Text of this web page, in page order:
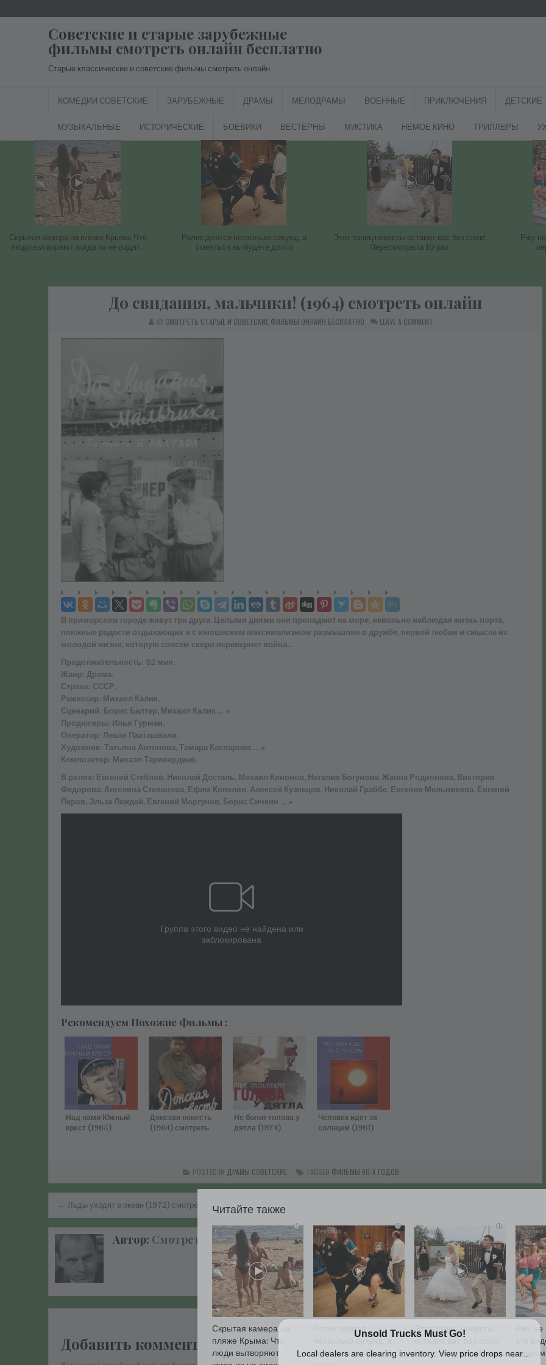
к
содержимомуСоветские и старые зарубежные
фильмы смотреть онлайн бесплатно
Старые классические и советские фильмы смотреть онлайн
КОМЕДИИ СОВЕТСКИЕ ЗАРУБЕЖНЫЕ ДРАМЫ МЕЛОДРАМЫ ВОЕННЫЕ ПРИКЛЮЧЕНИЯ ДЕТСКИЕ
МУЗЫКАЛЬНЫЕ ИСТОРИЧЕСКИЕ БОЕВИКИ ВЕСТЕРНЫ МИСТИКА НЕМОЕ КИНО ТРИЛЛЕРЫ
Скрытая камера на пляже Крыма: Что
люди вытворяют, когда их не видят...
Ролик длится несколько секунд, а
смеяться вы будете долго
Этот танец невесты оставит вас без слов!
Пересмотрела 10 раз
Ржу
До свидания, мальчики! (1964) смотреть онлайн
BY СМОТРЕТЬ СТАРЫЕ И СОВЕТСКИЕ ФИЛЬМЫ ОНЛАЙН БЕСПЛАТНО LEAVE A COMMENTON
В приморском городе живут три друга. Целыми днями они пропадают на море, невольно наблюдая жизнь порта,
пляжные радости отдыхающих и с юношеским максимализмом размышляя о дружбе, первой любви и смысле их
молодой жизни, которую совсем скоро перевернет война…
Продолжительность: 82 мин.
Жанр: Драма.
Страна: СССР.
Режиссер: Михаил Калик.
Сценарий: Борис Балтер, Михаил Калик … »
Продюсеры: Илья Гурман.
Оператор: Леван Пааташвили.
Художник: Татьяна Антонова, Тамара Каспарова … »
Композитор: Микаэл Таривердиев.
В ролях: Евгений Стеблов, Николай Досталь, Михаил Кононов, Наталия Богунова, Жанна Родионова, Виктория
Федорова, Ангелина Степанова, Ефим Копелян, Алексей Кузнецов, Николай Граббе, Евгения Мельникова, Евгений
Перов, Эльза Леждей, Евгений Моргунов, Борис Сичкин … »
Рекомендуем Похожие Фильмы :
Над нами Южный
крест (1965)
Донская повесть
(1964) смотреть
Не болит голова у
дятла (1974)
Человек идет за
солнцем (1961)
POSTED IN ДРАМЫ СОВЕТСКИЕ TAGGED ФИЛЬМЫ 60-Х ГОДОВ
Навигация
по
записям
← Льды уходят в океан (1972) смотреть онлайн
Автор: Смотреть старые и советские фильмы онлайн бесплатно
Добавить комментарий
Читайте также
i
Скрытая камера на
пляже Крыма: Что
люди вытворяют,
i
Ролик длится
смеяться вы будете
i
Этот танец невесты
Пересмотрела 10 раз
Ржу
это